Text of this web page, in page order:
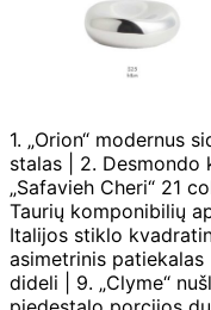
1. „Orion“ modernus
stalas | 2. Desmondo
„Safavieh Cheri“ 21
Taurių komponibilių
Italijos stiklo
asimetrinis patiekalas
dideli | 9. „Clyme“